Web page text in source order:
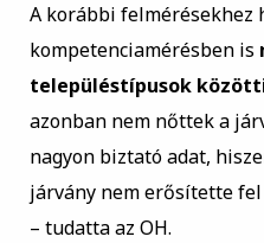
A korábbi felmérésekhez
kompetenciamérésben is
településtípusok
azonban nem nőttek a
nagyon biztató adat,
járvány nem erősítette
– tudatta az OH.